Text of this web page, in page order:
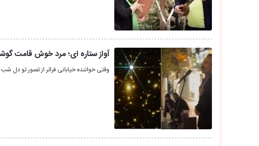
آواز ستاره ای؛ مرد خوش قامت
وقتی خواننده خیابانی فراتر از تصور تو دل